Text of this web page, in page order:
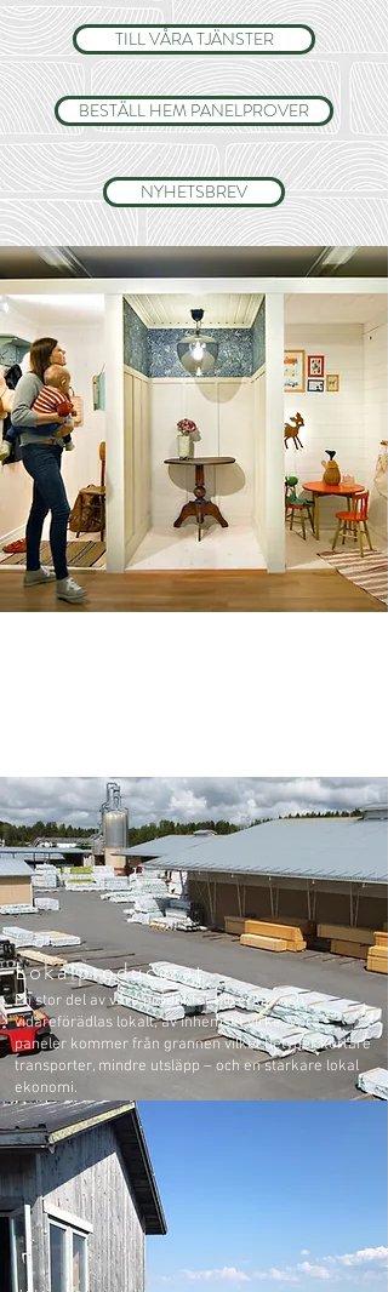
TILL VÅRA TJÄNSTER
BESTÄLL HEM PANELPROVER
NYHETSBREV
Lokalproducerat
En stor del av våra produkter tillverkas och
vidareförädlas lokalt, av inhemskt virke. Våra
paneler kommer från grannen vilket betyder kortare
transporter, mindre utsläpp – och en starkare lokal
ekonomi.